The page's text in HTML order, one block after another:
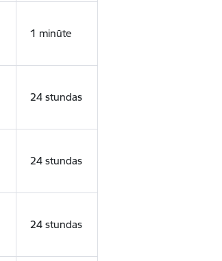
1 minūte
24 stundas
24 stundas
24 stundas